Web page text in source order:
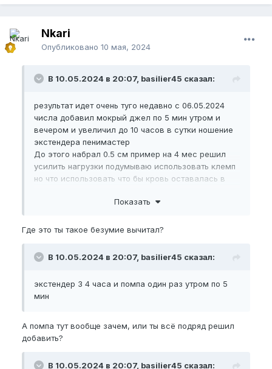
Nkari
Опубликовано 10 мая, 2024
В 10.05.2024 в 20:07, basilier45 сказал:
результат идет очень туго недавно с 06.05.2024
числа добавил мокрый джел по 5 мин утром и
вечером и увеличил до 10 часов в сутки ношение
экстендера пенимастер
До этого набрал 0.5 см пример на 4 мес решил
усилить нагрузки подумываю использовать клемп
но что использовать что бы кровь оставалась в
Показать
Где это ты такое безумие вычитал?
В 10.05.2024 в 20:07, basilier45 сказал:
экстендер 3 4 часа и помпа один раз утром по 5
мин
А помпа тут вообще зачем, или ты всё подряд решил
добавить?
В 10.05.2024 в 20:07, basilier45 сказал: